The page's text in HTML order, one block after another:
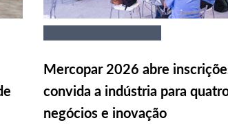
Mercopar 2026 abre
convida a indústria para
negócios e inovação